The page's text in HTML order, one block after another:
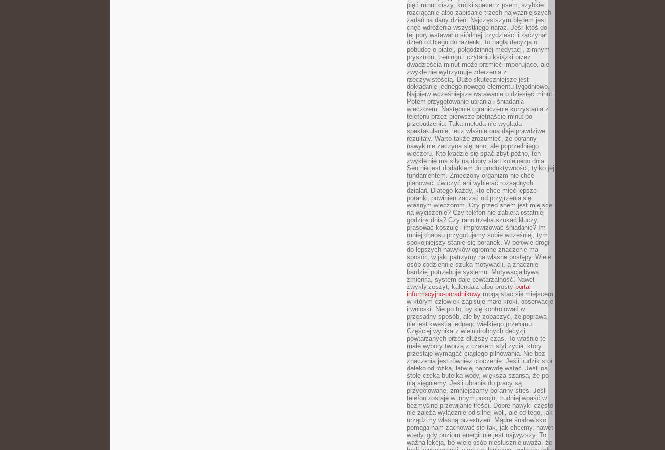
pięć minut ciszy, krótki spacer z psem, szybkie
rozciąganie albo zapisanie trzech najważniejszych
zadań na dany dzień. Najczęstszym błędem jest
chęć wdrożenia wszystkiego naraz. Jeśli ktoś do
tej pory wstawał o siódmej trzydzieści i zaczynał
dzień od biegu do łazienki, to nagła decyzja o
pobudce o piątej, półgodzinnej medytacji, zimnym
prysznicu, treningu i czytaniu książki przez
dwadzieścia minut może brzmieć imponująco, ale
zwykle nie wytrzymuje zderzenia z
rzeczywistością. Dużo skuteczniejsze jest
dokładanie jednego nowego elementu tygodniowo.
Najpierw wcześniejsze wstawanie o dziesięć minut.
Potem przygotowanie ubrania i śniadania
wieczorem. Następnie ograniczenie korzystania z
telefonu przez pierwsze piętnaście minut po
przebudzeniu. Taka metoda nie wygląda
spektakularnie, lecz właśnie ona daje prawdziwe
rezultaty. Warto także zrozumieć, że poranny
nawyk nie zaczyna się rano, ale poprzedniego
wieczoru. Kto kładzie się spać zbyt późno, ten
zwykle nie ma siły na dobry start kolejnego dnia.
Sen nie jest dodatkiem do produktywności, tylko jej
fundamentem. Zmęczony organizm nie chce
planować, ćwiczyć ani wybierać rozsądnych
działań. Dlatego każdy, kto chce mieć lepsze
poranki, powinien zacząć od przyjrzenia się
własnym wieczorom. Czy przed snem jest miejsce
na wyciszenie? Czy telefon nie zabiera ostatniej
godziny dnia? Czy rano trzeba szukać kluczy,
prasować koszulę i improwizować śniadanie? Im
mniej chaosu przygotujemy sobie wcześniej, tym
spokojniejszy stanie się poranek. W połowie drogi
do lepszych nawyków ogromne znaczenie ma
sposób, w jaki patrzymy na własne postępy. Wiele
osób codziennie szuka motywacji, a znacznie
bardziej potrzebuje systemu. Motywacja bywa
zmienna, system daje powtarzalność. Nawet
zwykły zeszyt, kalendarz albo prosty portal
informacyjno-poradnikowy mogą stać się miejscem,
w którym człowiek zapisuje małe kroki, obserwacje
i wnioski. Nie po to, by się kontrolować w
przesadny sposób, ale by zobaczyć, że poprawa
nie jest kwestią jednego wielkiego przełomu.
Częściej wynika z wielu drobnych decyzji
powtarzanych przez dłuższy czas. To właśnie te
małe wybory tworzą z czasem styl życia, który
przestaje wymagać ciągłego pilnowania. Nie bez
znaczenia jest również otoczenie. Jeśli budzik stoi
daleko od łóżka, łatwiej naprawdę wstać. Jeśli na
stole czeka butelka wody, większa szansa, że po
nią sięgniemy. Jeśli ubrania do pracy są
przygotowane, zmniejszamy poranny stres. Jeśli
telefon zostaje w innym pokoju, trudniej wpaść w
bezmyślne przewijanie treści. Dobre nawyki często
nie zależą wyłącznie od silnej woli, ale od tego, jak
urządzimy własną przestrzeń. Mądre środowisko
pomaga nam zachować się tak, jak chcemy, nawet
wtedy, gdy poziom energii nie jest najwyższy. To
ważna lekcja, bo wiele osób niesłusznie uważa, że